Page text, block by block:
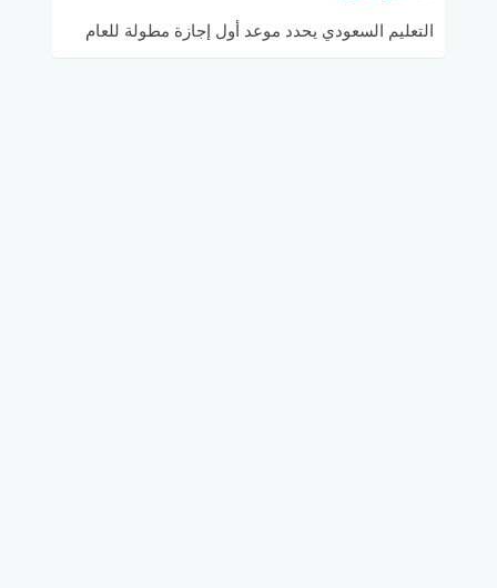
التعليم السعودي يحدد موعد أول إجازة مطولة للعام